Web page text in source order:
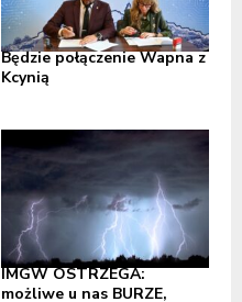
Będzie połączenie Wapna z
Kcynią
IMGW OSTRZEGA:
możliwe u nas BURZE,